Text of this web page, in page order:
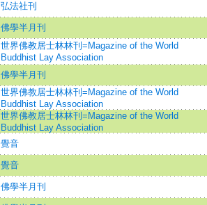
弘法社刊
佛學半月刊
世界佛教居士林林刊=Magazine of the World
Buddhist Lay Association
佛學半月刊
世界佛教居士林林刊=Magazine of the World
Buddhist Lay Association
世界佛教居士林林刊=Magazine of the World
Buddhist Lay Association
覺音
覺音
佛學半月刊